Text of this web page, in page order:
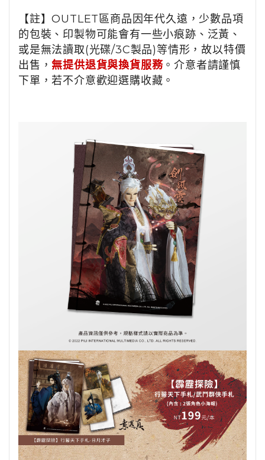
【註】OUTLET區商品因年代久遠，少數品項
的包裝、印製物可能會有一些小痕跡、泛黃、
或是無法讀取(光碟/3C製品)等情形，故以特價
出售，無提供退貨與換貨服務。介意者請謹慎
下單，若不介意歡迎選購收藏。